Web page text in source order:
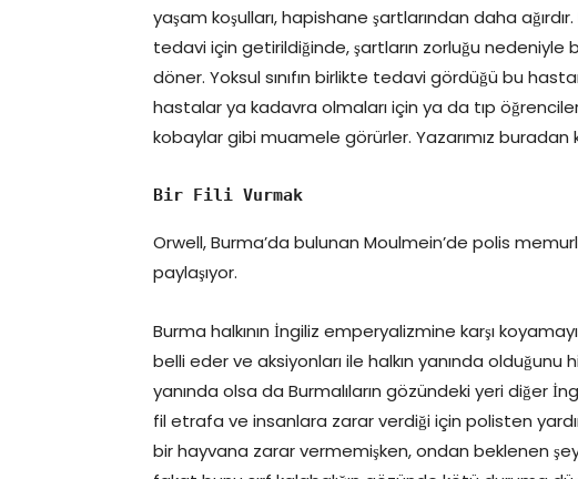
yaşam koşulları, hapishane şartlarından daha
tedavi için getirildiğinde, şartların zorluğu nedeniyle
döner. Yoksul sınıfın birlikte tedavi gördüğü bu
hastalar ya kadavra olmaları için ya da tıp
kobaylar gibi muamele görürler. Yazarımız
Bir Fili Vurmak
Orwell, Burma’da bulunan Moulmein’de polis
paylaşıyor.
Burma halkının İngiliz emperyalizmine karşı
belli eder ve aksiyonları ile halkın yanında olduğunu
yanında olsa da Burmalıların gözündeki yeri diğer
fil etrafa ve insanlara zarar verdiği için polisten
bir hayvana zarar vermemişken, ondan beklenen